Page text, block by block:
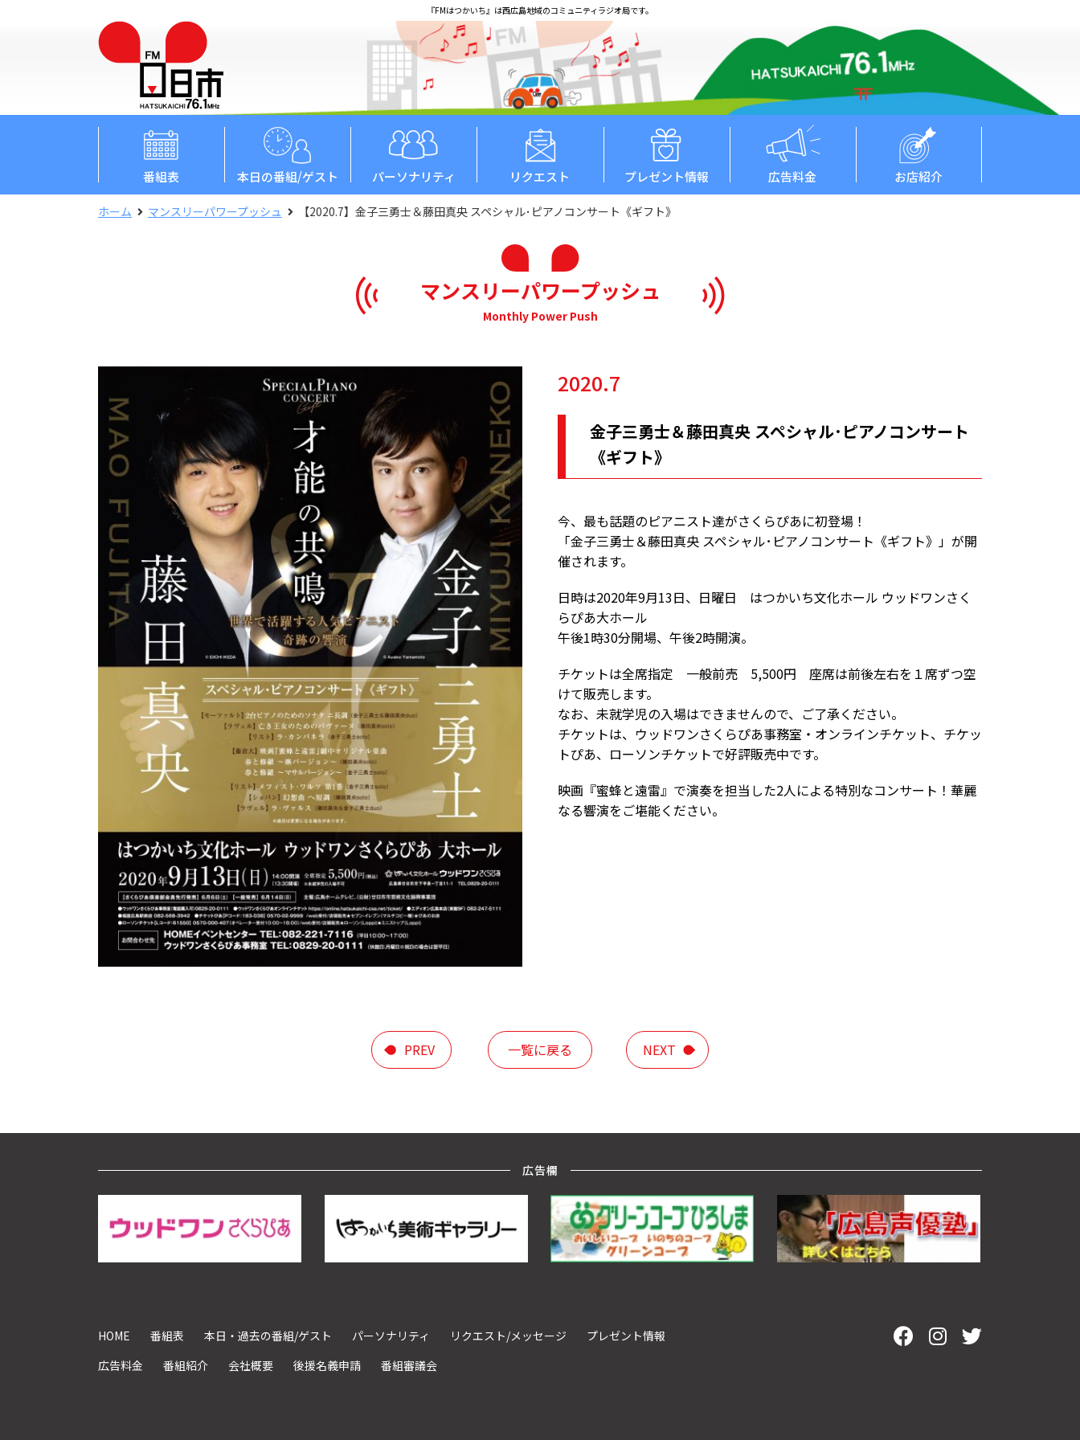
『FMはつかいち』は西広島地域のコミュニティラジオ局です。
番組表 本日の番組/ゲスト パーソナリティ リクエスト プレゼント情報 広告料金 お店紹介
ホーム マンスリーパワープッシュ 【2020.7】金子三勇士＆藤田真央 スペシャル･ピアノコンサート《ギフト》
マンスリーパワープッシュ
Monthly Power Push
2020.7
金子三勇士＆藤田真央 スペシャル･ピアノコンサート
《ギフト》
今、最も話題のピアニスト達がさくらぴあに初登場！
「金子三勇士＆藤田真央 スペシャル･ピアノコンサート《ギフト》」が開
催されます。
日時は2020年9月13日、日曜日 はつかいち文化ホール ウッドワンさく
らぴあ大ホール
午後1時30分開場、午後2時開演。
チケットは全席指定 一般前売 5,500円 座席は前後左右を１席ずつ空
けて販売します。
なお、未就学児の入場はできませんので、ご了承ください。
チケットは、ウッドワンさくらぴあ事務室・オンラインチケット、チケッ
トぴあ、ローソンチケットで好評販売中です。
映画『蜜蜂と遠雷』で演奏を担当した2人による特別なコンサート！華麗
なる響演をご堪能ください。
PREV 一覧に戻る NEXT
広告欄
HOME 番組表 本日・過去の番組/ゲスト パーソナリティ リクエスト/メッセージ
プレゼント情報
広告料金
番組紹介 会社概要 後援名義申請 番組審議会